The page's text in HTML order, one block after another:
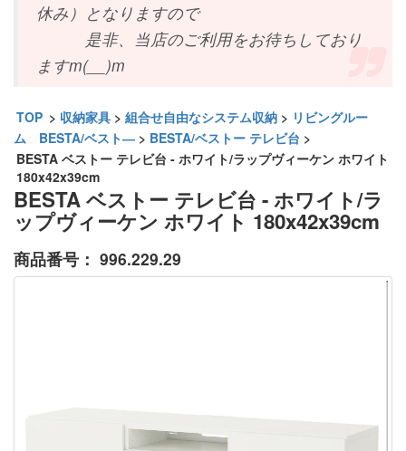
休み）となりますので
是非、当店のご利用をお待ちしており
ますm(__)m
TOP > 収納家具 > 組合せ自由なシステム収納 > リビングルー
ム BESTA/ベスト― > BESTA/ベストー テレビ台 >
BESTA ベストー テレビ台 - ホワイト/ラップヴィーケン ホワイト
180x42x39cm
BESTA ベストー テレビ台 - ホワイト/ラ
ップヴィーケン ホワイト 180x42x39cm
商品番号： 996.229.29